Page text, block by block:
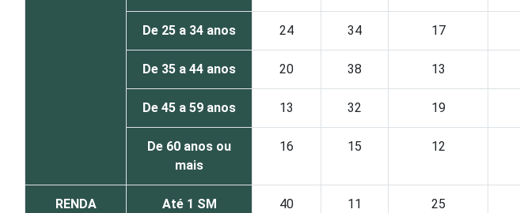
De 25 a 34 anos 24 34 17
De 35 a 44 anos 20 38 13
De 45 a 59 anos 13 32 19
De 60 anos ou
mais
16 15 12
RENDA
Até 1 SM 40 11 25